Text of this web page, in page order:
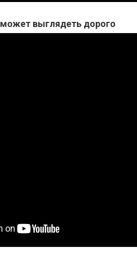
выглядеть дорого